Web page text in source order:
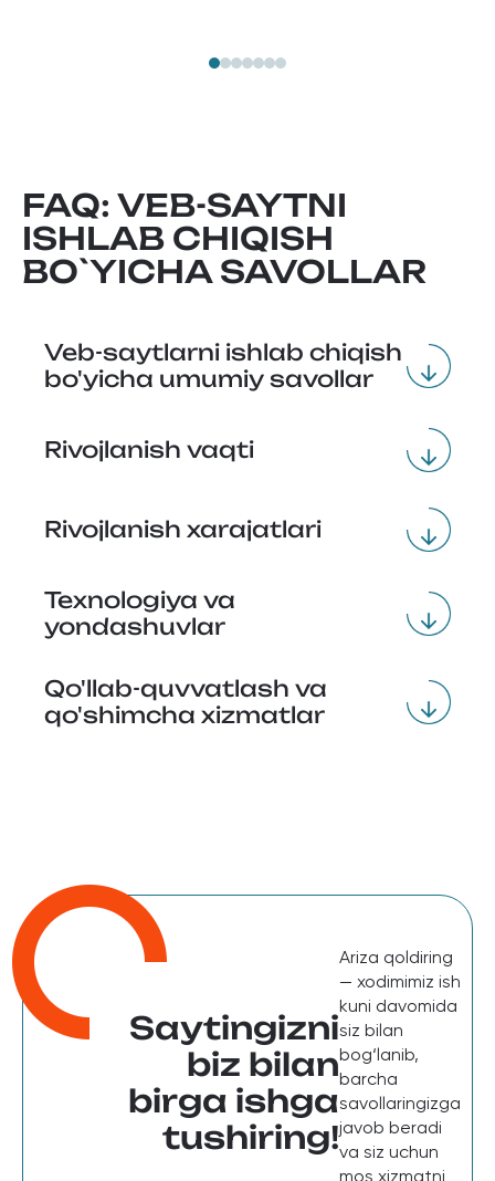
FAQ: VEB-SAYTNI
ISHLAB CHIQISH
BO`YICHA SAVOLLAR
Veb-saytlarni ishlab chiqish
bo'yicha umumiy savollar
Rivojlanish vaqti
Rivojlanish xarajatlari
Texnologiya va
yondashuvlar
Qo'llab-quvvatlash va
qo'shimcha xizmatlar
Saytingizni
biz bilan
birga ishga
tushiring!
Ariza qoldiring
— xodimimiz ish
kuni davomida
siz bilan
bog‘lanib,
barcha
savollaringizga
javob beradi
va siz uchun
mos xizmatni